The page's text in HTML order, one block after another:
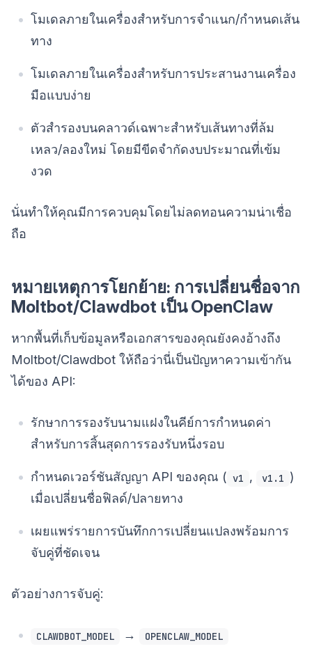
โมเดลภายในเครื่องสำหรับการจำแนก/กำหนดเส้น
ทาง
โมเดลภายในเครื่องสำหรับการประสานงานเครื่อง
มือแบบง่าย
ตัวสำรองบนคลาวด์เฉพาะสำหรับเส้นทางที่ล้ม
เหลว/ลองใหม่ โดยมีขีดจำกัดงบประมาณที่เข้ม
งวด
นั่นทำให้คุณมีการควบคุมโดยไม่ลดทอนความน่าเชื่อ
ถือ
หมายเหตุการโยกย้าย: การเปลี่ยนชื่อจาก
Moltbot/Clawdbot เป็น OpenClaw
หากพื้นที่เก็บข้อมูลหรือเอกสารของคุณยังคงอ้างถึง
Moltbot/Clawdbot ให้ถือว่านี่เป็นปัญหาความเข้ากัน
ได้ของ API:
รักษาการรองรับนามแฝงในคีย์การกำหนดค่า
สำหรับการสิ้นสุดการรองรับหนึ่งรอบ
กำหนดเวอร์ชันสัญญา API ของคุณ ( v1 , v1.1 )
เมื่อเปลี่ยนชื่อฟิลด์/ปลายทาง
เผยแพร่รายการบันทึกการเปลี่ยนแปลงพร้อมการ
จับคู่ที่ชัดเจน
ตัวอย่างการจับคู่:
CLAWDBOT_MODEL → OPENCLAW_MODEL